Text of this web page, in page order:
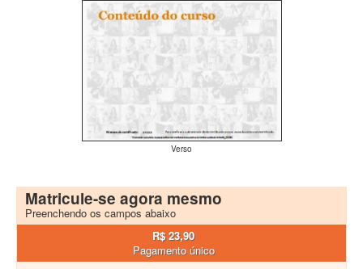
Verso
Matricule-se agora mesmo
Preenchendo os campos abaixo
R$ 23,90
Pagamento único